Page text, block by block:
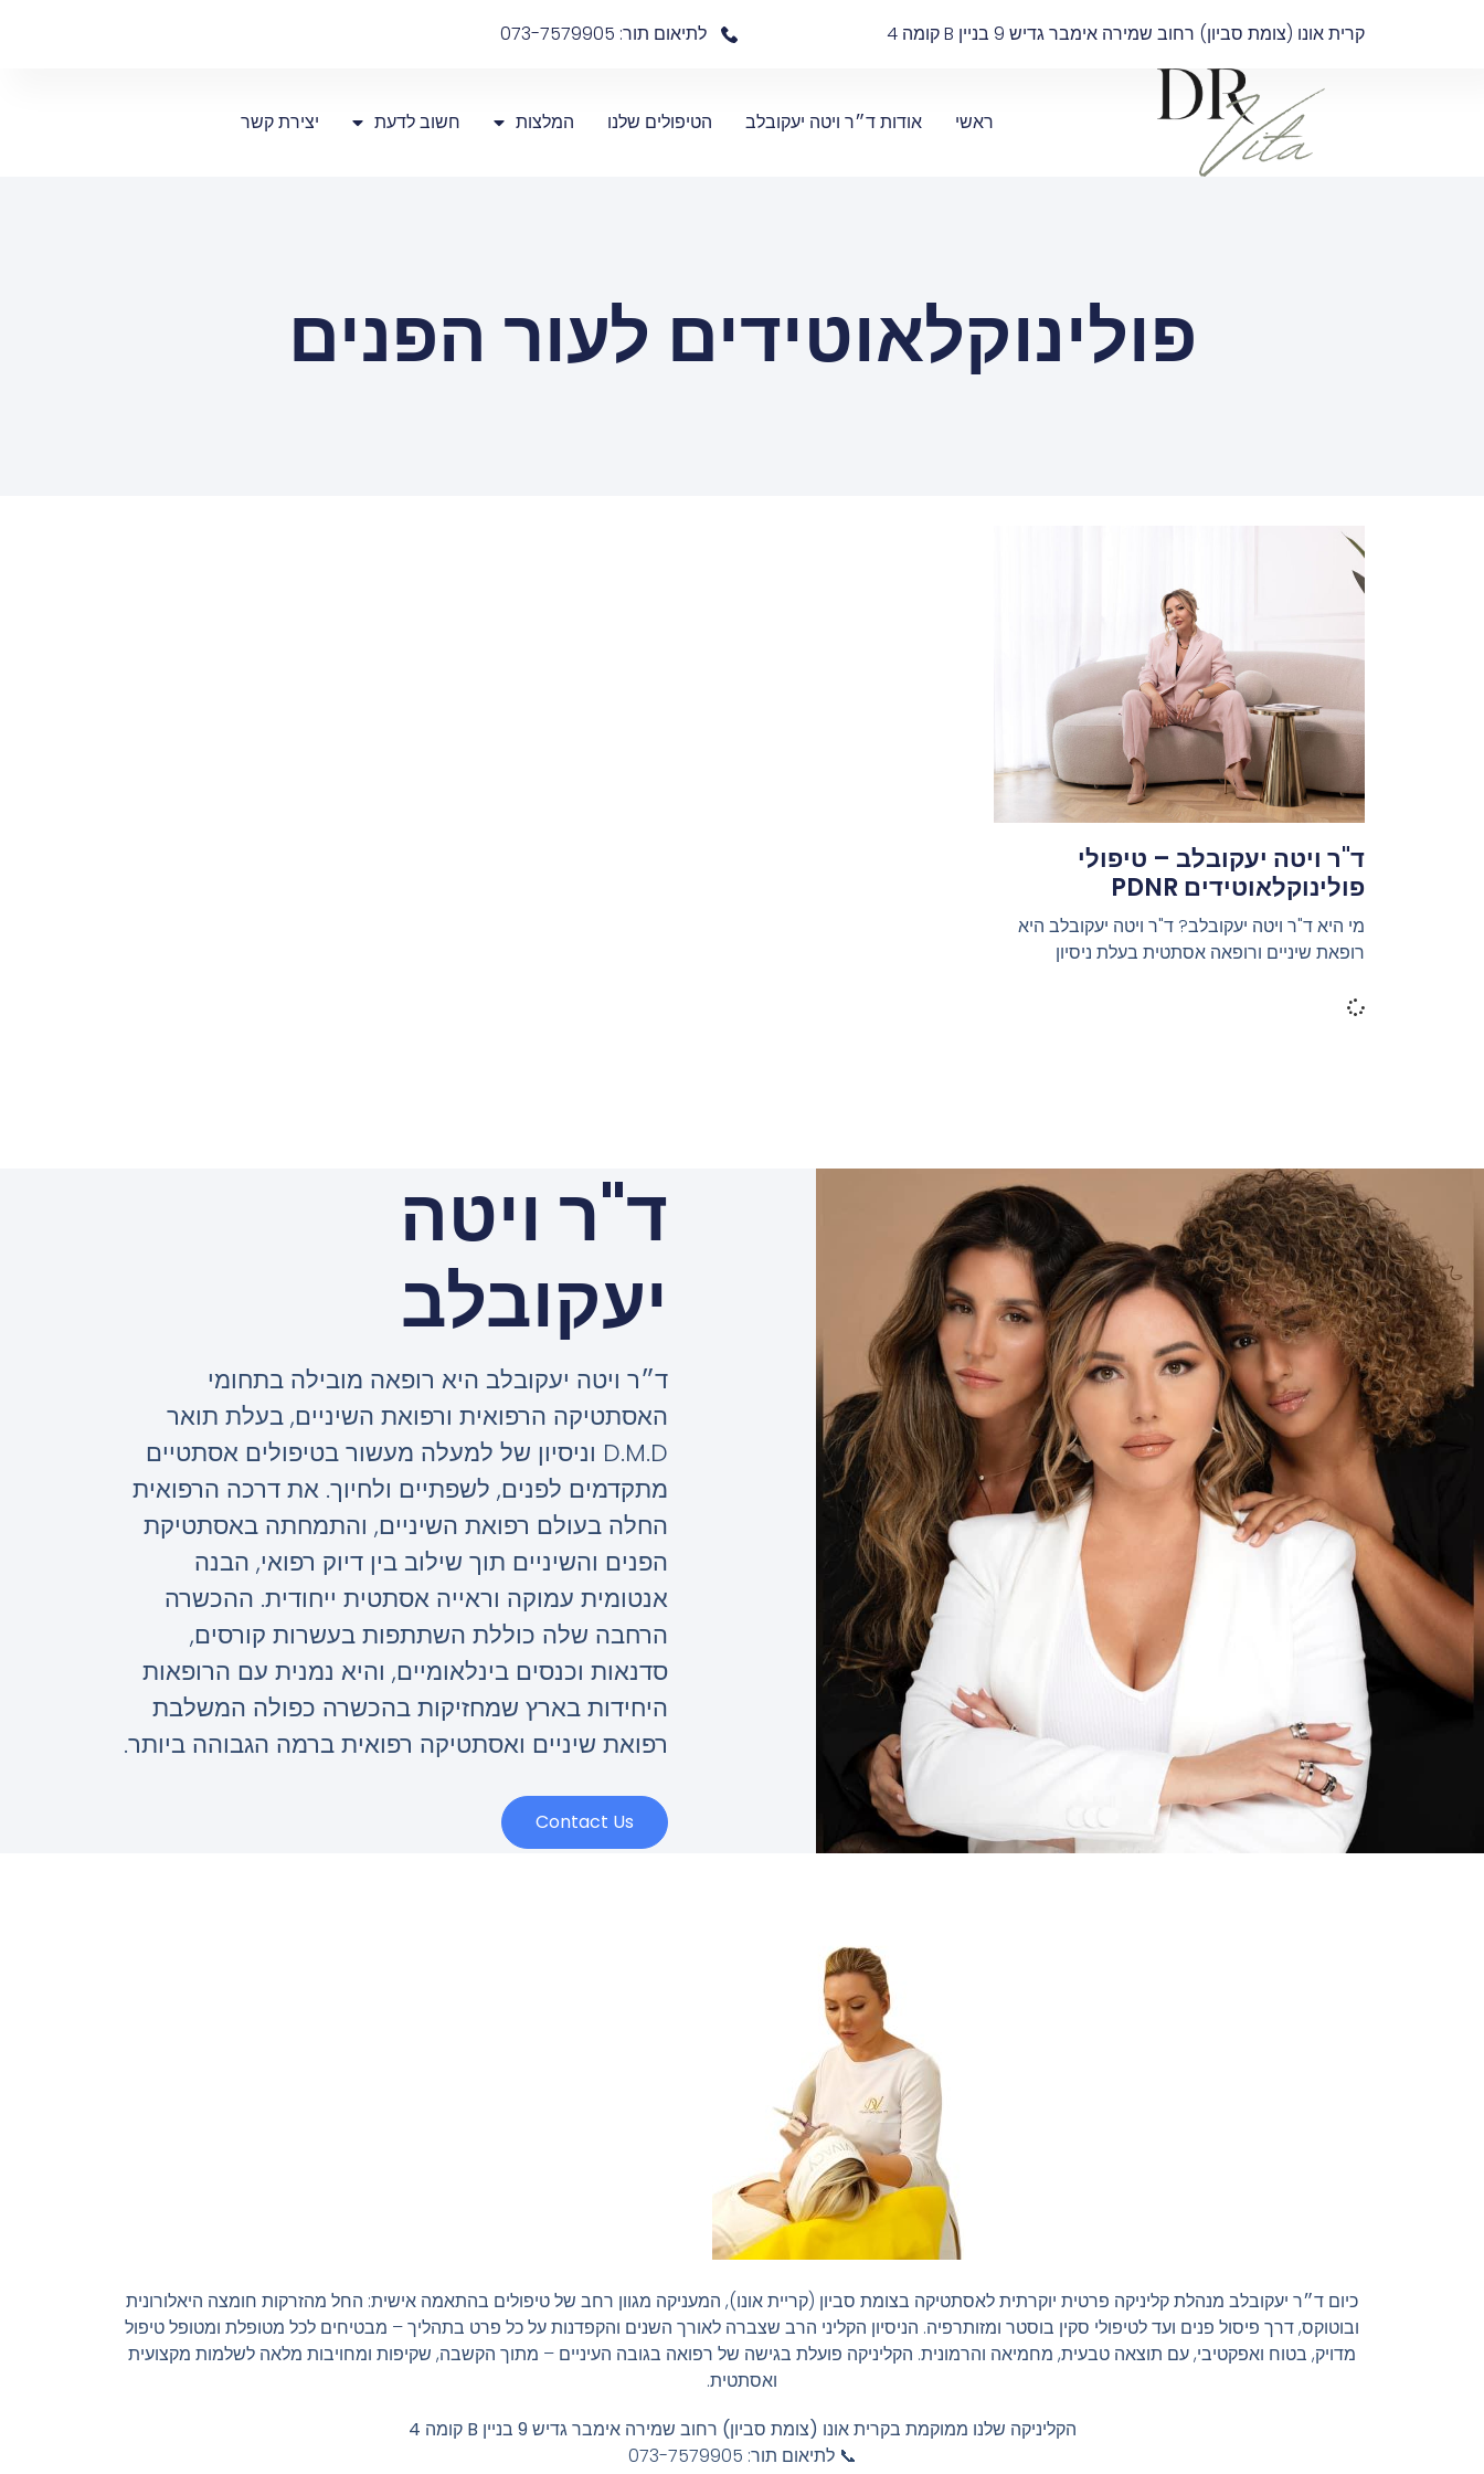
קרית אונו (צומת סביון) רחוב שמירה אימבר גדיש 9 בניין B קומה 4 לתיאום תור: 073-7579905
ראשי אודות ד״ר ויטה יעקובלב הטיפולים שלנו המלצות חשוב לדעת יצירת קשר
פולינוקלאוטידים לעור הפנים
ד"ר ויטה יעקובלב – טיפולי
פולינוקלאוטידים PDNR
מי היא ד"ר ויטה יעקובלב? ד"ר ויטה יעקובלב היא
רופאת שיניים ורופאה אסתטית בעלת ניסיון
ד"ר ויטה
יעקובלב
ד״ר ויטה יעקובלב היא רופאה מובילה בתחומי
האסתטיקה הרפואית ורפואת השיניים, בעלת תואר
D.M.D וניסיון של למעלה מעשור בטיפולים אסתטיים
מתקדמים לפנים, לשפתיים ולחיוך. את דרכה הרפואית
החלה בעולם רפואת השיניים, והתמחתה באסתטיקת
הפנים והשיניים תוך שילוב בין דיוק רפואי, הבנה
אנטומית עמוקה וראייה אסתטית ייחודית. ההכשרה
הרחבה שלה כוללת השתתפות בעשרות קורסים,
סדנאות וכנסים בינלאומיים, והיא נמנית עם הרופאות
היחידות בארץ שמחזיקות בהכשרה כפולה המשלבת
רפואת שיניים ואסתטיקה רפואית ברמה הגבוהה ביותר.
Contact Us
כיום ד״ר יעקובלב מנהלת קליניקה פרטית יוקרתית לאסתטיקה בצומת סביון (קריית אונו), המעניקה מגוון רחב של טיפולים בהתאמה אישית: החל מהזרקות חומצה היאלורונית
ובוטוקס, דרך פיסול פנים ועד לטיפולי סקין בוסטר ומזותרפיה. הניסיון הקליני הרב שצברה לאורך השנים והקפדנות על כל פרט בתהליך – מבטיחים לכל מטופלת ומטופל טיפול
מדויק, בטוח ואפקטיבי, עם תוצאה טבעית, מחמיאה והרמונית. הקליניקה פועלת בגישה של רפואה בגובה העיניים – מתוך הקשבה, שקיפות ומחויבות מלאה לשלמות מקצועית
ואסתטית.
הקליניקה שלנו ממוקמת בקרית אונו (צומת סביון) רחוב שמירה אימבר גדיש 9 בניין B קומה 4
📞 לתיאום תור: 073-7579905